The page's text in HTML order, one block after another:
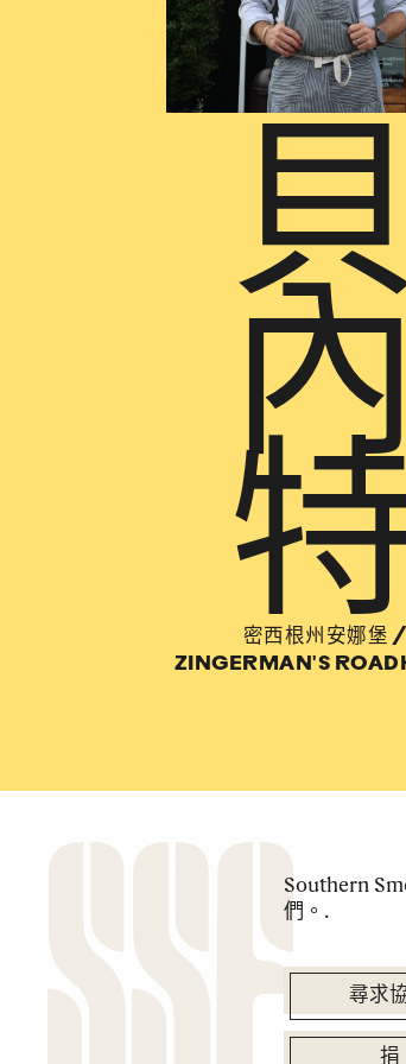
貝
內
密西根州安娜堡 /
ZINGERMAN'S
Southern
們。.
尋求
捐